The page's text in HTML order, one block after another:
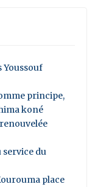
Youssouf
principe,
koné
du
place